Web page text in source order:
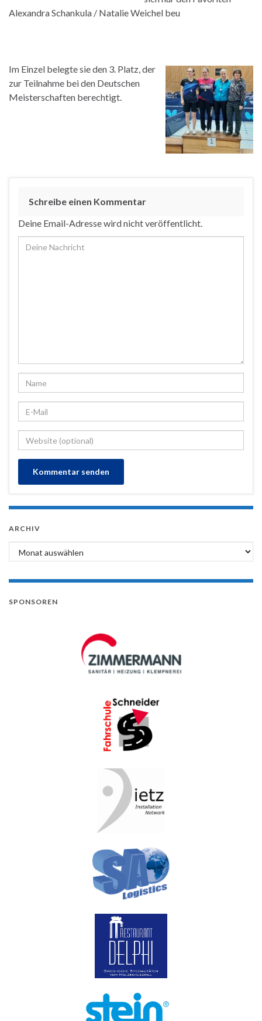
Alexandra Schankula / Natalie Weichel beu
Im Einzel belegte sie den 3. Platz, der
zur Teilnahme bei den Deutschen
Meisterschaften berechtigt.
Schreibe einen Kommentar
Deine Email-Adresse wird nicht veröffentlicht.
ARCHIV
Archiv
SPONSOREN